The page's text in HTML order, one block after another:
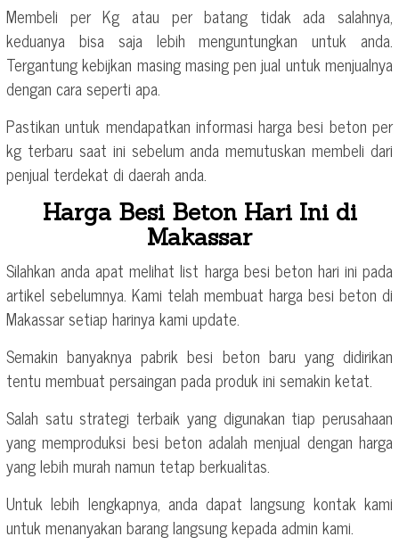
Membeli per Kg atau per batang tidak ada salahnya,
keduanya bisa saja lebih menguntungkan untuk anda.
Tergantung kebijkan masing masing pen jual untuk menjualnya
dengan cara seperti apa.
Pastikan untuk mendapatkan informasi harga besi beton per
kg terbaru saat ini sebelum anda memutuskan membeli dari
penjual terdekat di daerah anda.
Harga Besi Beton Hari Ini di
Makassar
Silahkan anda apat melihat list harga besi beton hari ini pada
artikel sebelumnya. Kami telah membuat harga besi beton di
Makassar setiap harinya kami update.
Semakin banyaknya pabrik besi beton baru yang didirikan
tentu membuat persaingan pada produk ini semakin ketat.
Salah satu strategi terbaik yang digunakan tiap perusahaan
yang memproduksi besi beton adalah menjual dengan harga
yang lebih murah namun tetap berkualitas.
Untuk lebih lengkapnya, anda dapat langsung kontak kami
untuk menanyakan barang langsung kepada admin kami.